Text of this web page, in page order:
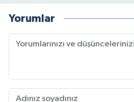
Yorumlar